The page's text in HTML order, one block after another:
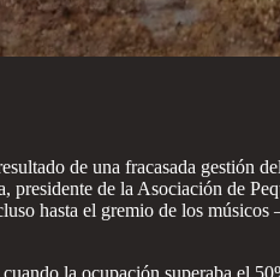
de una fracasada gestión
de la Asociación de
hasta el gremio de los
la ocupación superaba el